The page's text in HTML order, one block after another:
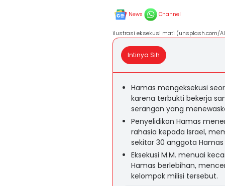
News Channel
ilustrasi eksekusi mati (unsplash.com/
Intinya Sih
Hamas mengeksekusi
karena terbukti bekerja
serangan yang
Penyelidikan Hamas
rahasia kepada Israel,
sekitar 30 anggota
Eksekusi M.M. menuai
Hamas berlebihan,
kelompok milisi tersebut.